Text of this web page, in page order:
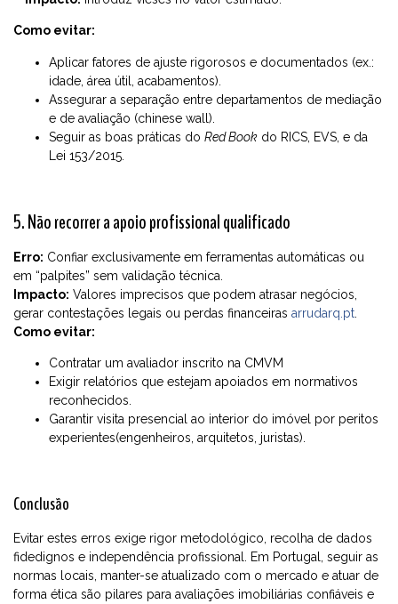
Como evitar:
Aplicar fatores de ajuste rigorosos e documentados (ex.:
idade, área útil, acabamentos).
Assegurar a separação entre departamentos de mediação
e de avaliação (chinese wall).
Seguir as boas práticas do Red Book do RICS, EVS, e da
Lei 153/2015.
5. Não recorrer a apoio profissional qualificado
Erro: Confiar exclusivamente em ferramentas automáticas ou
em “palpites” sem validação técnica.
Impacto: Valores imprecisos que podem atrasar negócios,
gerar contestações legais ou perdas financeiras arrudarq.pt
Como evitar:
Contratar um avaliador inscrito na CMVM
Exigir relatórios que estejam apoiados em normativos
reconhecidos.
Garantir visita presencial ao interior do imóvel por peritos
experientes(engenheiros, arquitetos, juristas).
Conclusão
Evitar estes erros exige rigor metodológico, recolha de dados
fidedignos e independência profissional. Em Portugal, seguir as
normas locais, manter-se atualizado com o mercado e atuar de
forma ética são pilares para avaliações imobiliárias confiáveis e